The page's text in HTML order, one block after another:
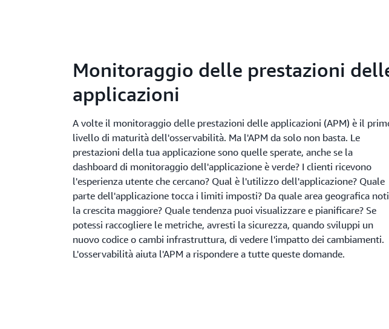
Monitoraggio delle prestazioni
applicazioni
A volte il monitoraggio delle prestazioni delle applicazioni (APM) è il
livello di maturità dell'osservabilità. Ma l'APM da solo non basta. Le
prestazioni della tua applicazione sono quelle sperate, anche se la
dashboard di monitoraggio dell'applicazione è verde? I clienti ricevono
l'esperienza utente che cercano? Qual è l'utilizzo dell'applicazione? Quale
parte dell'applicazione tocca i limiti imposti? Da quale area geografica noti
la crescita maggiore? Quale tendenza puoi visualizzare e pianificare? Se
potessi raccogliere le metriche, avresti la sicurezza, quando sviluppi un
nuovo codice o cambi infrastruttura, di vedere l'impatto dei cambiamenti.
L'osservabilità aiuta l'APM a rispondere a tutte queste domande.